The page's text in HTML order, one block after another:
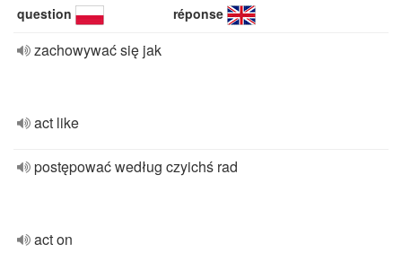
question réponse
zachowywać się jak
act like
postępować według czyichś rad
act on